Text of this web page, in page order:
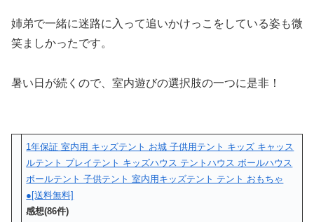
姉弟で一緒に迷路に入って追いかけっこをしている姿も微
笑ましかったです。
暑い日が続くので、室内遊びの選択肢の一つに是非！
1年保証 室内用 キッズテント お城 子供用テント キッズ キャッス
ルテント プレイテント キッズハウス テントハウス ボールハウス
ボールテント 子供テント 室内用キッズテント テント おもちゃ
●[送料無料]
感想(86件)